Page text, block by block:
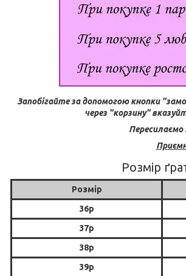
Запобігайте за допомогою кнопки
через "корзину"
Пересилаємо
Розмір
Розмір
36р
37р
38р
39р